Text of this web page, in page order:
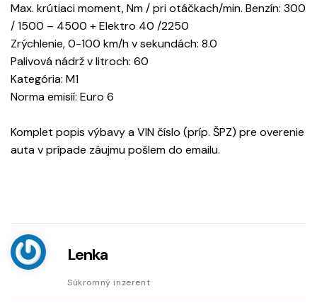
Max. krútiaci moment, Nm / pri otáčkach/min. Benzín: 300
/ 1500 – 4500 + Elektro 40 /2250
Zrýchlenie, 0-100 km/h v sekundách: 8.0
Palivová nádrž v litroch: 60
Kategória: M1
Norma emisií: Euro 6
Komplet popis výbavy a VIN číslo (príp. ŠPZ) pre overenie
auta v prípade záujmu pošlem do emailu.
Lenka
Súkromný inzerent